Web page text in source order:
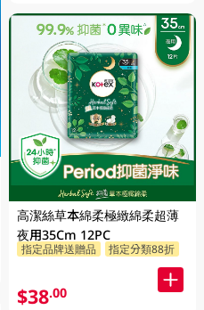
高潔絲草本綿柔極緻綿柔超薄
夜用35Cm 12PC
指定品牌送贈品 指定分類88折
$38.00